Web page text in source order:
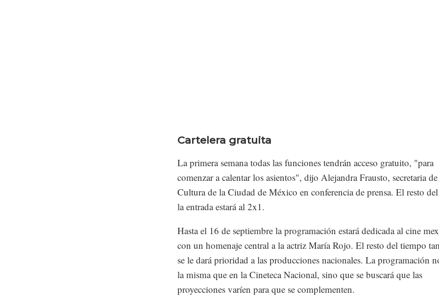
Cartelera gratuita
La primera semana todas las funciones tendrán acceso gratuito, "para
comenzar a calentar los asientos", dijo Alejandra Frausto, secretaria de
Cultura de la Ciudad de México en conferencia de prensa. El resto
la entrada estará al 2x1.
Hasta el 16 de septiembre la programación estará dedicada al cine
con un homenaje central a la actriz María Rojo. El resto del tiempo
se le dará prioridad a las producciones nacionales. La programación
la misma que en la Cineteca Nacional, sino que se buscará que las
proyecciones varíen para que se complementen.